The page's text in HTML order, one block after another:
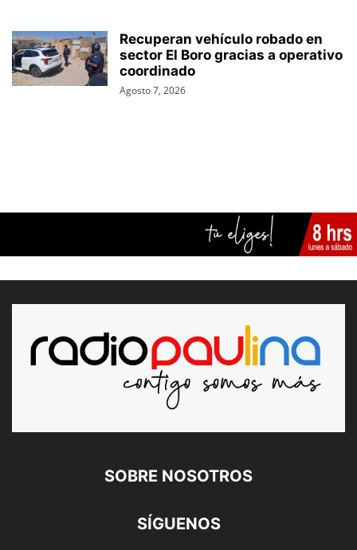
Recuperan vehículo robado en
sector El Boro gracias a operativo
coordinado
Agosto 7, 2026
SOBRE NOSOTROS
SÍGUENOS